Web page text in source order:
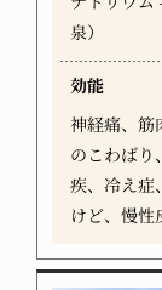
泉）
効能
神経痛、筋
のこわばり
疾、冷え症
けど、慢性